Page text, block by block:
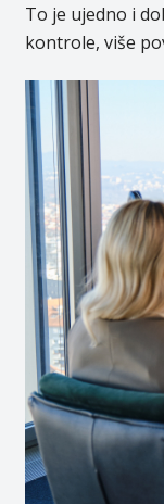
To je ujedno i
kontrole, više